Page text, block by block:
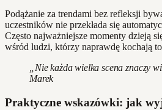
Podążanie za trendami bez refleksji
uczestników nie przekłada się
Często najważniejsze momenty dzieją
wśród ludzi, którzy naprawdę kochają
„Nie każda wielka scena znaczy
Marek
Praktyczne wskazówki: jak